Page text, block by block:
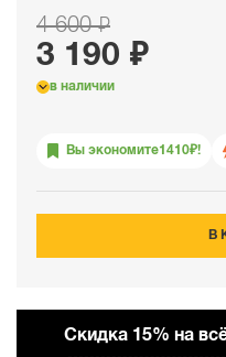
4 600 ₽
3 190 ₽
в наличии
Вы экономите1410₽!
В
Cкидка 15% на